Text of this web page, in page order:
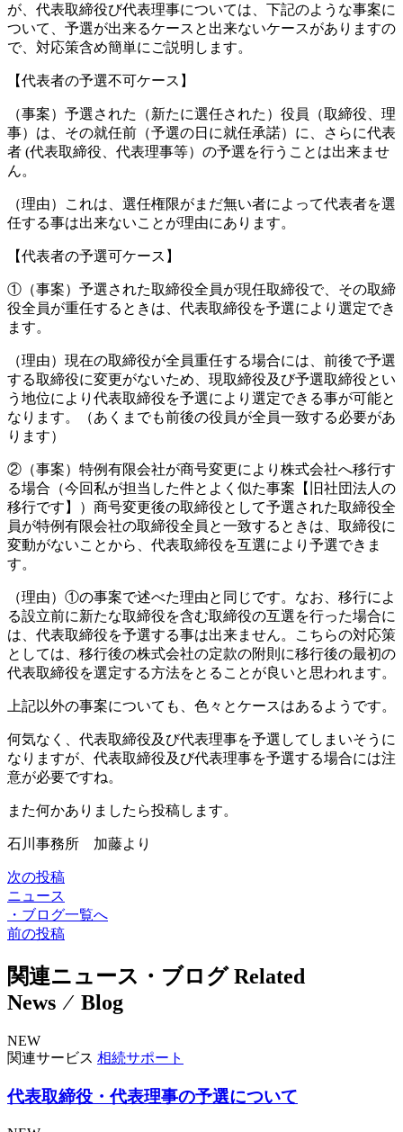
が、代表取締役び代表理事については、下記のような事案に
ついて、予選が出来るケースと出来ないケースがありますの
で、対応策含め簡単にご説明します。
【代表者の予選不可ケース】
（事案）予選された（新たに選任された）役員（取締役、理
事）は、その就任前（予選の日に就任承諾）に、さらに代表
者 (代表取締役、代表理事等）の予選を行うことは出来ませ
ん。
（理由）これは、選任権限がまだ無い者によって代表者を選
任する事は出来ないことが理由にあります。
【代表者の予選可ケース】
①（事案）予選された取締役全員が現任取締役で、その取締
役全員が重任するときは、代表取締役を予選により選定でき
ます。
（理由）現在の取締役が全員重任する場合には、前後で予選
する取締役に変更がないため、現取締役及び予選取締役とい
う地位により代表取締役を予選により選定できる事が可能と
なります。（あくまでも前後の役員が全員一致する必要があ
ります）
②（事案）特例有限会社が商号変更により株式会社へ移行す
る場合（今回私が担当した件とよく似た事案【旧社団法人の
移行です】）商号変更後の取締役として予選された取締役全
員が特例有限会社の取締役全員と一致するときは、取締役に
変動がないことから、代表取締役を互選により予選できま
す。
（理由）①の事案で述べた理由と同じです。なお、移行によ
る設立前に新たな取締役を含む取締役の互選を行った場合に
は、代表取締役を予選する事は出来ません。こちらの対応策
としては、移行後の株式会社の定款の附則に移行後の最初の
代表取締役を選定する方法をとることが良いと思われます。
上記以外の事案についても、色々とケースはあるようです。
何気なく、代表取締役及び代表理事を予選してしまいそうに
なりますが、代表取締役及び代表理事を予選する場合には注
意が必要ですね。
また何かありましたら投稿します。
石川事務所 加藤より
次の投稿
ニュース
・ ブログ一覧へ
前の投稿
関連ニュース・ブログRelated
News ⁄ Blog
NEW
関連サービス 相続サポート
代表取締役・代表理事の予選について